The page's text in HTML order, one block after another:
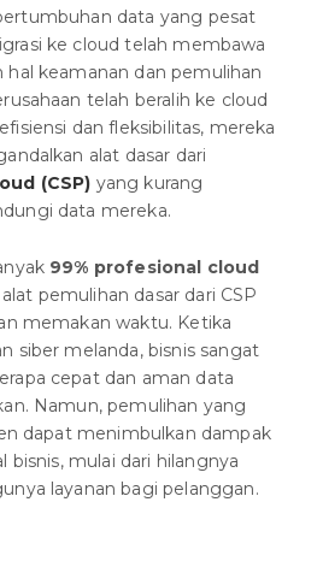
data yang pesat
ke cloud telah membawa
keamanan dan pemulihan
telah beralih ke cloud
dan fleksibilitas, mereka
alat dasar dari
(CSP) yang kurang
data mereka.
99% profesional cloud
pemulihan dasar dari CSP
memakan waktu. Ketika
siber melanda, bisnis sangat
cepat dan aman data
Namun, pemulihan yang
dapat menimbulkan dampak
bisnis, mulai dari hilangnya
layanan bagi pelanggan.